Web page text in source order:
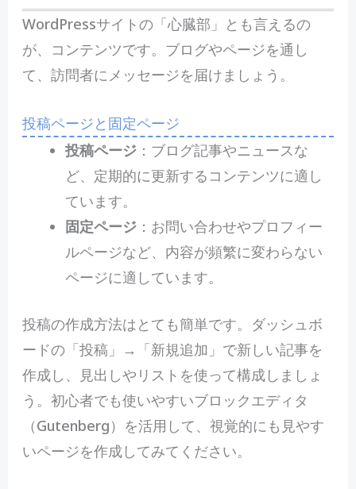
WordPressサイトの「心臓部」とも言えるの
が、コンテンツです。ブログやページを通し
て、訪問者にメッセージを届けましょう。
投稿ページと固定ページ
投稿ページ：ブログ記事やニュースな
ど、定期的に更新するコンテンツに適し
ています。
固定ページ：お問い合わせやプロフィー
ルページなど、内容が頻繁に変わらない
ページに適しています。
投稿の作成方法はとても簡単です。ダッシュボ
ードの「投稿」→「新規追加」で新しい記事を
作成し、見出しやリストを使って構成しましょ
う。初心者でも使いやすいブロックエディタ
（Gutenberg）を活用して、視覚的にも見やす
いページを作成してみてください。